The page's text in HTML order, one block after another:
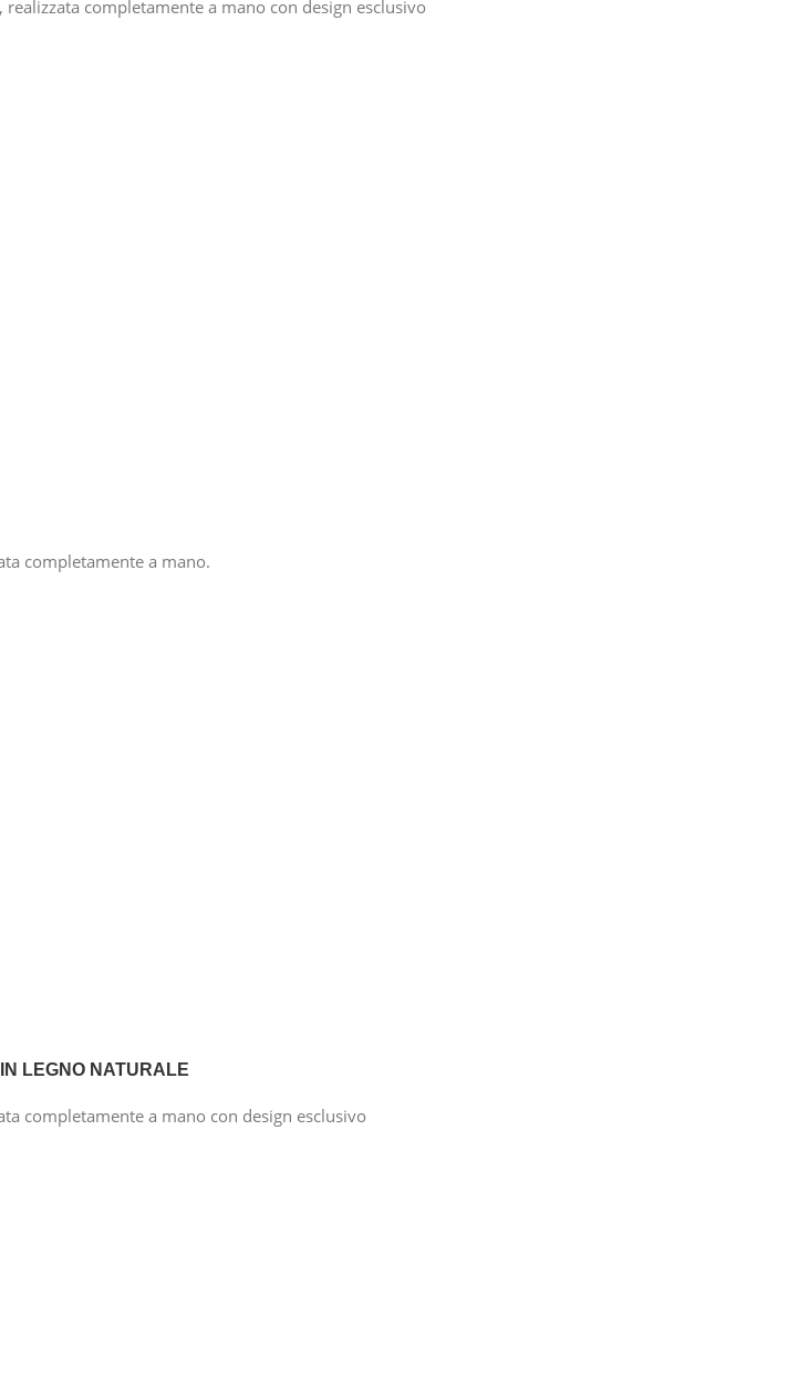
completamente a mano con design esclusivo
completamente a mano.
LEGNO NATURALE
completamente a mano con design esclusivo